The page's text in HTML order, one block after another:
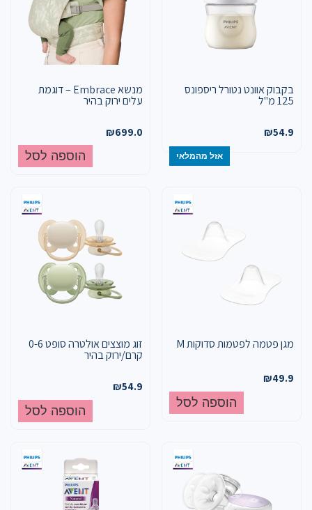
בקבוק אוונט נטורל ריספונס
125 מ"ל
₪54.9
אזל מהמלאי
מנשא Embrace – דוגמת
עלים ירוק בהיר
₪699.0
הוספה לסל
מגן פטמה לפטמות סדוקות M
₪49.9
הוספה לסל
זוג מוצצים אולטרה סופט 0-6
קרם/ירוק בהיר
₪54.9
הוספה לסל